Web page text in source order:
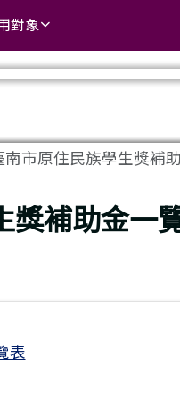
對象
南市原住民族學生獎補
獎補助金一
學補助?
表